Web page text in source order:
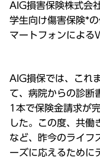
AIG損害保険株式会
学生向け傷害保険*
マートフォンによる
AIG損保では、これ
て、病院からの診断
1本で保険金請求が
した。この度、共働
など、昨今のライフ
ーズに応えるために